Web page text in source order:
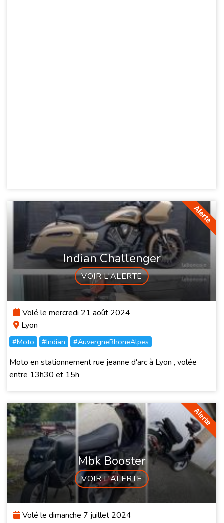
Indian Challenger
VOIR L'ALERTE
Volé le mercredi 21 août 2024
Lyon
#Moto #Indian #AuvergneRhoneAlpes
Moto en stationnement rue jeanne d'arc à Lyon , volée
entre 13h30 et 15h
Mbk Booster
VOIR L'ALERTE
Volé le dimanche 7 juillet 2024